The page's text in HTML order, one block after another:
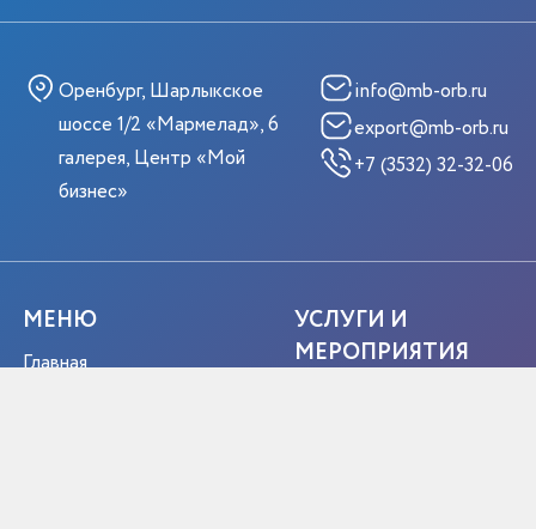
Оренбург, Шарлыкское
шоссе 1/2 «Мармелад», 6
галерея, Центр «Мой
бизнес»
info@mb-orb.ru
export@mb-orb.ru
+7 (3532) 32-32-06
МЕНЮ
Главная
УСЛУГИ И
МЕРОПРИЯТИЯ